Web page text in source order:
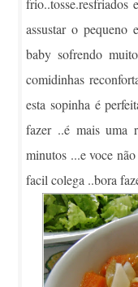
assustar o pequeno
baby sofrendo
comidinhas
esta sopinha é
fazer ..é mais uma
minutos ...e voce
facil colega ..bora